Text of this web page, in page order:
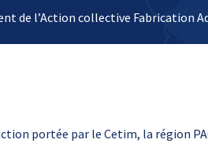
de l’Action collective Fabrication
portée par le Cetim, la région